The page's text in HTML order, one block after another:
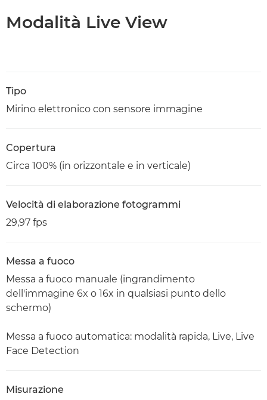
Modalità Live View
Tipo
Mirino elettronico con sensore immagine
Copertura
Circa 100% (in orizzontale e in verticale)
Velocità di elaborazione fotogrammi
29,97 fps
Messa a fuoco
Messa a fuoco manuale (ingrandimento
dell'immagine 6x o 16x in qualsiasi punto dello
schermo)
Messa a fuoco automatica: modalità rapida, Live, Live
Face Detection
Misurazione